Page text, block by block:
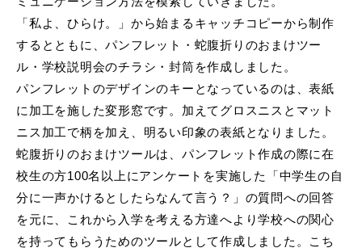
「私よ、ひらけ。」から始まるキャッチコピーから制作
するとともに、パンフレット・蛇腹折りのおまけツー
ル・学校説明会のチラシ・封筒を作成しました。
パンフレットのデザインのキーとなっているのは、表紙
に加工を施した変形窓です。加えてグロスニスとマット
ニス加工で柄を加え、明るい印象の表紙となりました。
蛇腹折りのおまけツールは、パンフレット作成の際に在
校生の方100名以上にアンケートを実施した「中学生の自
分に一声かけるとしたらなんて言う？」の質問への回答
を元に、これから入学を考える方達へより学校への関心
を持ってもらうためのツールとして作成しました。こち